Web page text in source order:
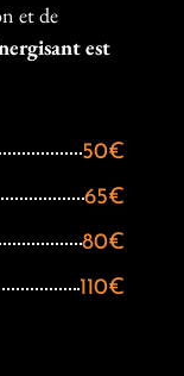
et de
est
50€
65€
80€
110€